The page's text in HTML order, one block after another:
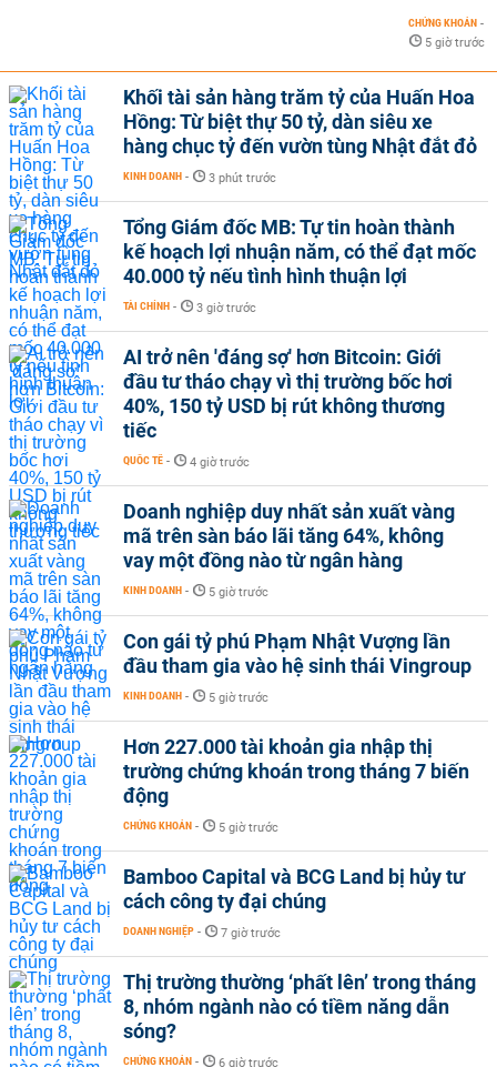
CHỨNG KHOÁN -
5 giờ trước
Khối tài sản hàng trăm tỷ của Huấn Hoa
Hồng: Từ biệt thự 50 tỷ, dàn siêu xe
hàng chục tỷ đến vườn tùng Nhật đắt đỏ
KINH DOANH - 3 phút trước
Tổng Giám đốc MB: Tự tin hoàn thành
kế hoạch lợi nhuận năm, có thể đạt mốc
40.000 tỷ nếu tình hình thuận lợi
TÀI CHÍNH - 3 giờ trước
AI trở nên 'đáng sợ' hơn Bitcoin: Giới
đầu tư tháo chạy vì thị trường bốc hơi
40%, 150 tỷ USD bị rút không thương
tiếc
QUỐC TẾ - 4 giờ trước
Doanh nghiệp duy nhất sản xuất vàng
mã trên sàn báo lãi tăng 64%, không
vay một đồng nào từ ngân hàng
KINH DOANH - 5 giờ trước
Con gái tỷ phú Phạm Nhật Vượng lần
đầu tham gia vào hệ sinh thái Vingroup
KINH DOANH - 5 giờ trước
Hơn 227.000 tài khoản gia nhập thị
trường chứng khoán trong tháng 7 biến
động
CHỨNG KHOÁN - 5 giờ trước
Bamboo Capital và BCG Land bị hủy tư
cách công ty đại chúng
DOANH NGHIỆP - 7 giờ trước
Thị trường thường ‘phất lên’ trong tháng
8, nhóm ngành nào có tiềm năng dẫn
sóng?
CHỨNG KHOÁN - 6 giờ trước